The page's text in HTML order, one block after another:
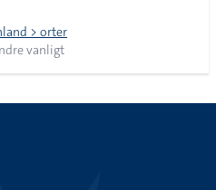
> orter
vanligt